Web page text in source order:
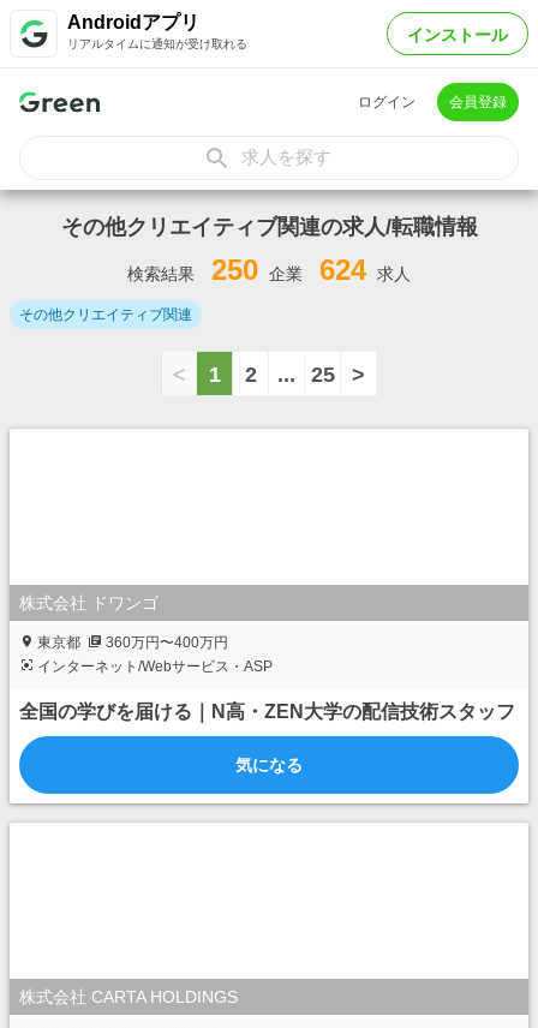
Androidアプリ
リアルタイムに通知が受け取れる インストール
ログイン 会員登録
求人を探す
その他クリエイティブ関連の求人/転職情報
検索結果 250 企業 624 求人
その他クリエイティブ関連
< 1 2 ... 25 >
株式会社 ドワンゴ
東京都
360万円〜400万円
インターネット/Webサービス・ASP
全国の学びを届ける｜N高・ZEN大学の配信技術スタッフ
気になる
株式会社 CARTA HOLDINGS